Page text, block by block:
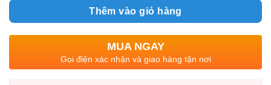
đến
2.490.000₫
Thêm vào giỏ hàng
MUA NGAY
Gọi điện xác nhận và giao hàng tận nơi